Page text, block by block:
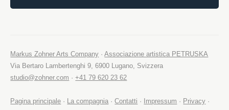
Markus Zohner Arts Company ·Associazione artistica PETRUSKA
Via Bertaro Lambertenghi 9, 6900 Lugano, Svizzera
studio@zohner.com ·+41 79 620 23 62
Pagina principale · La compagnia ·Contatti · Impressum · Privacy ·